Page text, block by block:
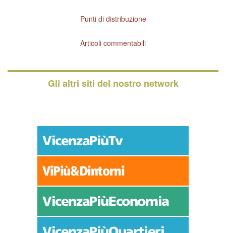
Punti di distribuzione
Articoli commentabili
Gli altri siti del nostro network